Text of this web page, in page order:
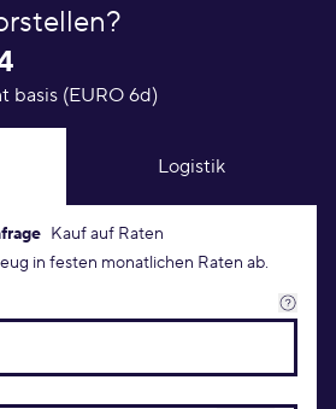
basis (EURO 6d)
Logistik
Konditionen
Kauf auf Raten
in festen monatlichen Raten ab.